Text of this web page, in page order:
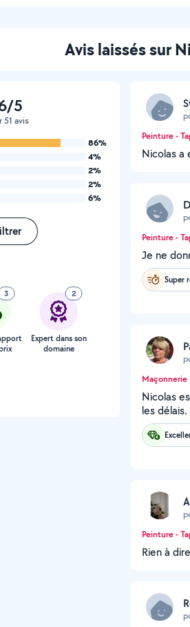
Avis laissés sur
5
51 avis
86%
4%
2%
2%
6%
3 2
Expert dans son
domaine
Peinture -
Nicolas a
Peinture -
Je ne
Super
Maçonnerie
Nicolas
les
Peinture -
Rien à